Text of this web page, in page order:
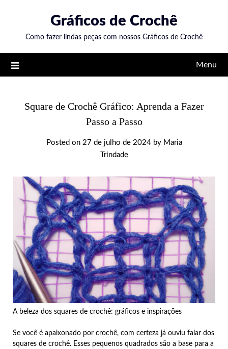
content
Gráficos de Crochê
Como fazer lindas peças com nossos Gráficos de Crochê
Menu
Square de Crochê Gráfico: Aprenda a Fazer
Passo a Passo
Posted on 27 de julho de 2024by Maria
Trindade
A beleza dos squares de crochê: gráficos e inspirações
Se você é apaixonado por crochê, com certeza já ouviu falar dos
squares de crochê. Esses pequenos quadrados são a base para a